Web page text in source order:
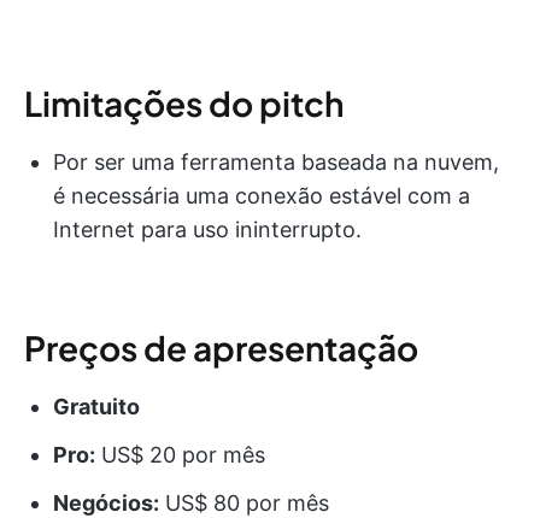
Limitações do pitch
Por ser uma ferramenta baseada na nuvem,
é necessária uma conexão estável com a
Internet para uso ininterrupto.
Preços de apresentação
Gratuito
Pro: US$ 20 por mês
Negócios: US$ 80 por mês